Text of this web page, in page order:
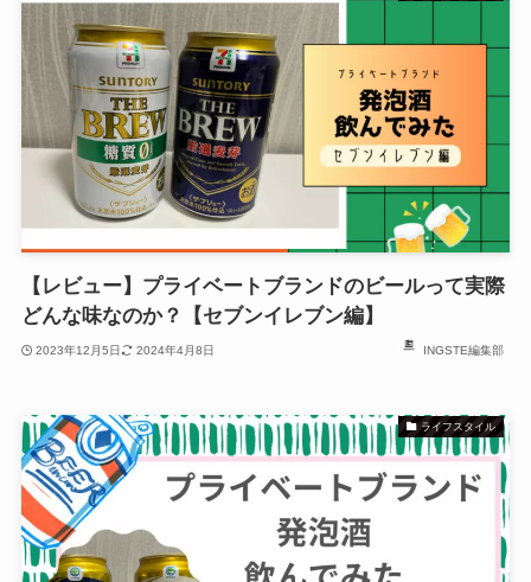
【レビュー】プライベートブランドのビールって実際
どんな味なのか？【セブンイレブン編】
2023年12月5日 2024年4月8日 INGSTE編集部
ライフスタイル